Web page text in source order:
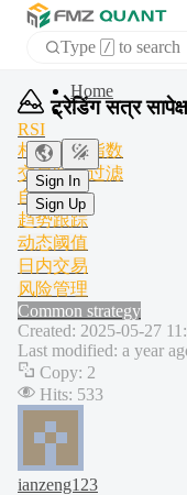
Type / to search
APP
Sign In
Sign Up
ट्रेडिंग सत्र
RSI
相对强弱指数
交易时段过滤
自动平仓
趋势跟踪
动态阈值
日内交易
风险管理
Common strategy
Created: 2025-05-27
Last modified: a year
Copy: 2
Hits: 533
ianzeng123